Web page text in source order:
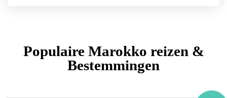
Populaire Marokko reizen &
Bestemmingen